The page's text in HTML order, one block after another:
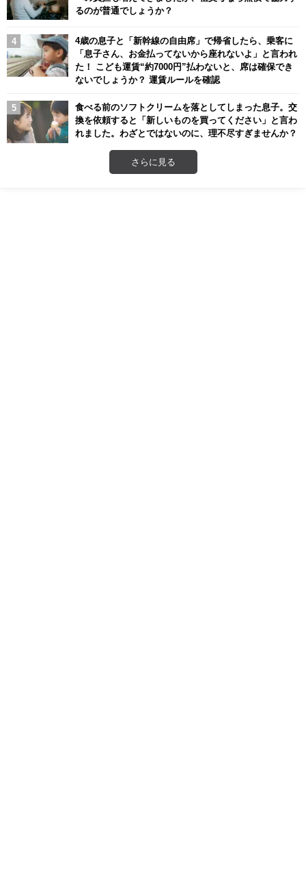
るのが普通でしょうか？
4歳の息子と「新幹線の自由席」で帰省したら、乗客に
「息子さん、お金払ってないから座れないよ」と言われ
た！ こども運賃“約7000円”払わないと、席は確保でき
ないでしょうか？ 運賃ルールを確認
食べる前のソフトクリームを落としてしまった息子。交
換を依頼すると「新しいものを買ってください」と言わ
れました。わざとではないのに、理不尽すぎませんか？
さらに見る